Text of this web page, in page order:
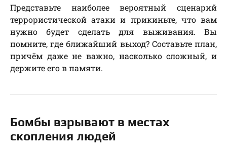
Представьте наиболее вероятный сценарий
террористической атаки и прикиньте, что вам
нужно будет сделать для выживания. Вы
помните, где ближайший выход? Составьте план,
причём даже не важно, насколько сложный, и
держите его в памяти.
Бомбы взрывают в местах
скопления людей